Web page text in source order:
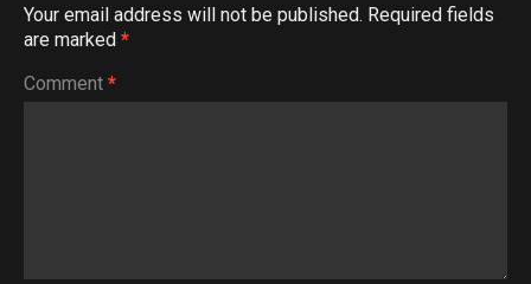
Your email address will not be published. Required fields
are marked *
Comment *